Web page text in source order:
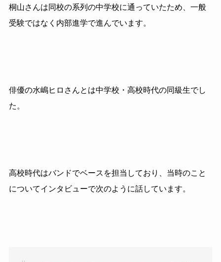
桐山さんは同校の系列の中学校に通っていたため、一般
受験ではなく内部進学で進んでいます。
俳優の水嶋ヒロさんとは中学校・高校時代の同級生でし
た。
高校時代はバンドでベースを担当しており、当時のこと
についてインタビューで次のように話しています。